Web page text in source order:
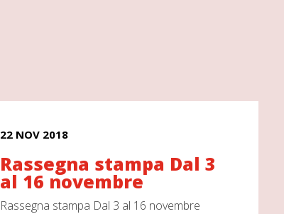
22 NOV 2018
Rassegna stampa Dal 3
al 16 novembre
Rassegna stampa Dal 3 al 16 novembre